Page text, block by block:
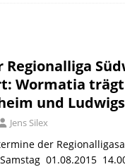
Regionalliga
Wormatia
und
Jens Silex
der
01.08.2015